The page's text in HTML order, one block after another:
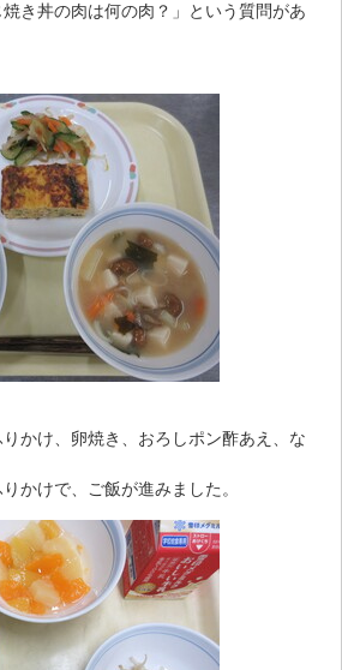
き丼の肉は何の肉？」という質問があ
かけ、卵焼き、おろしポン酢あえ、な
かけで、ご飯が進みました。